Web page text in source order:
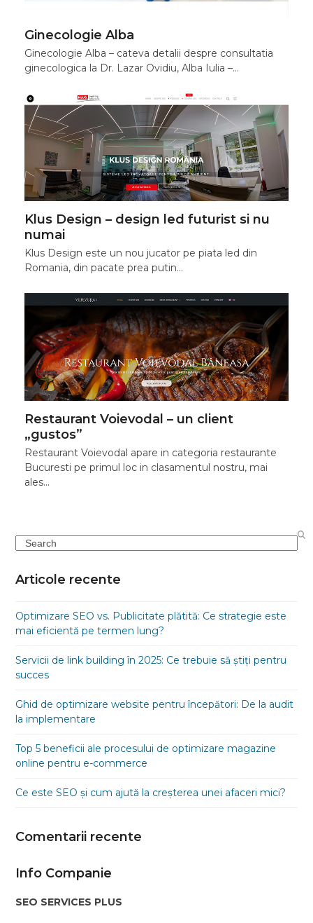
Ginecologie Alba
Ginecologie Alba – cateva detalii despre consultatia
ginecologica la Dr. Lazar Ovidiu, Alba Iulia –…
Klus Design – design led futurist si nu
numai
Klus Design este un nou jucator pe piata led din
Romania, din pacate prea putin…
Restaurant Voievodal – un client
„gustos”
Restaurant Voievodal apare in categoria restaurante
Bucuresti pe primul loc in clasamentul nostru, mai
ales…
Search
Articole recente
Optimizare SEO vs. Publicitate plătită: Ce strategie este
mai eficientă pe termen lung?
Servicii de link building în 2025: Ce trebuie să știți pentru
succes
Ghid de optimizare website pentru începători: De la audit
la implementare
Top 5 beneficii ale procesului de optimizare magazine
online pentru e-commerce
Ce este SEO și cum ajută la creșterea unei afaceri mici?
Comentarii recente
Info Companie
SEO SERVICES PLUS